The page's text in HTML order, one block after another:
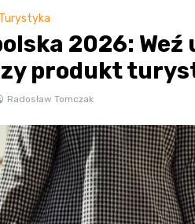
Turystyka
2026: Weź
produkt
Radosław Tomczak